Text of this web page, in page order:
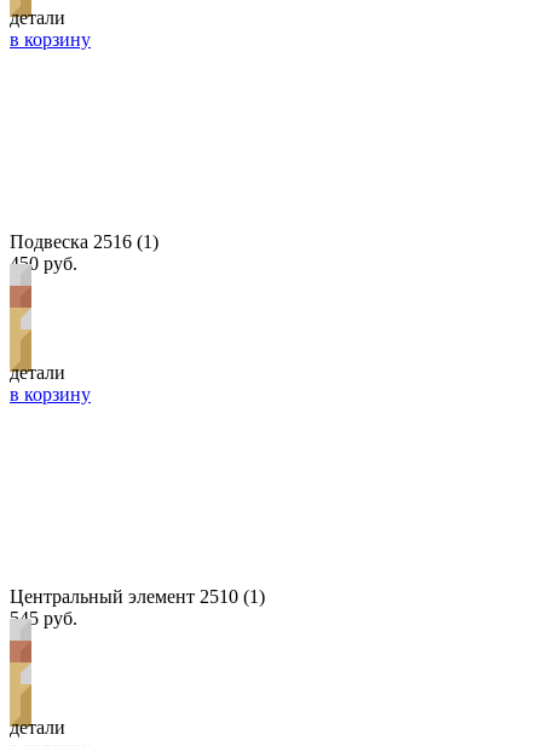
детали
в корзину
Подвеска 2516 (1)
450 руб.
детали
в корзину
Центральный элемент 2510 (1)
545 руб.
детали